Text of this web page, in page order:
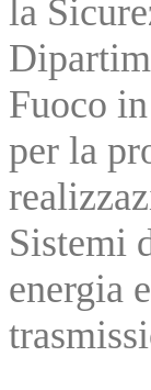
la
Fuoco
per la
Sistemi
energia